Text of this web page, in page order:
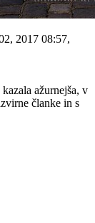
2017 08:57,
ažurnejša, v
članke in s